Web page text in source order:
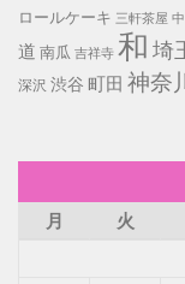
ロールケーキ 三軒茶屋
道 南瓜 吉祥寺 和 埼
深沢 渋谷 町田 神奈
月
火